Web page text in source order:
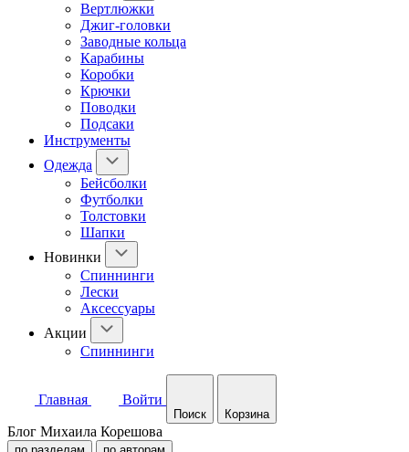
Вертлюжки
Джиг-головки
Заводные кольца
Карабины
Коробки
Крючки
Поводки
Подсаки
Инструменты
Одежда
Бейсболки
Футболки
Толстовки
Шапки
Новинки
Спиннинги
Лески
Аксессуары
Акции
Спиннинги
Главная Войти
Поиск Корзина
Блог Михаила Корешова